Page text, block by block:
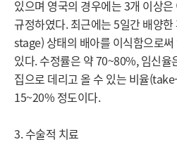
있으며 영국의 경우에는 3개 이상
규정하였다. 최근에는 5일간 배양
stage) 상태의 배아를 이식함으로
있다. 수정률은 약 70~80%, 임신
집으로 데리고 올 수 있는 비율
15~20% 정도이다.
3. 수술적 치료